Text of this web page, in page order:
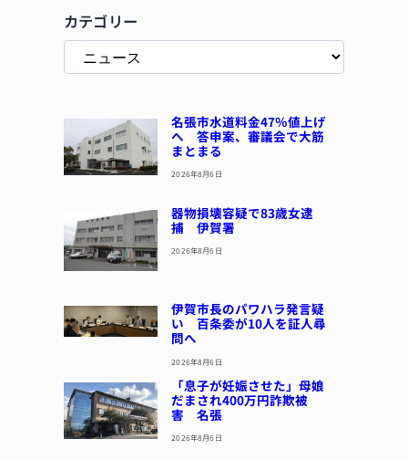
カテゴリー
名張市水道料金47％値上げ
へ 答申案、審議会で大筋
まとまる
2026年8月6日
器物損壊容疑で83歳女逮
捕 伊賀署
2026年8月6日
伊賀市長のパワハラ発言疑
い 百条委が10人を証人尋
問へ
2026年8月6日
「息子が妊娠させた」母娘
だまされ400万円詐欺被
害 名張
2026年8月6日